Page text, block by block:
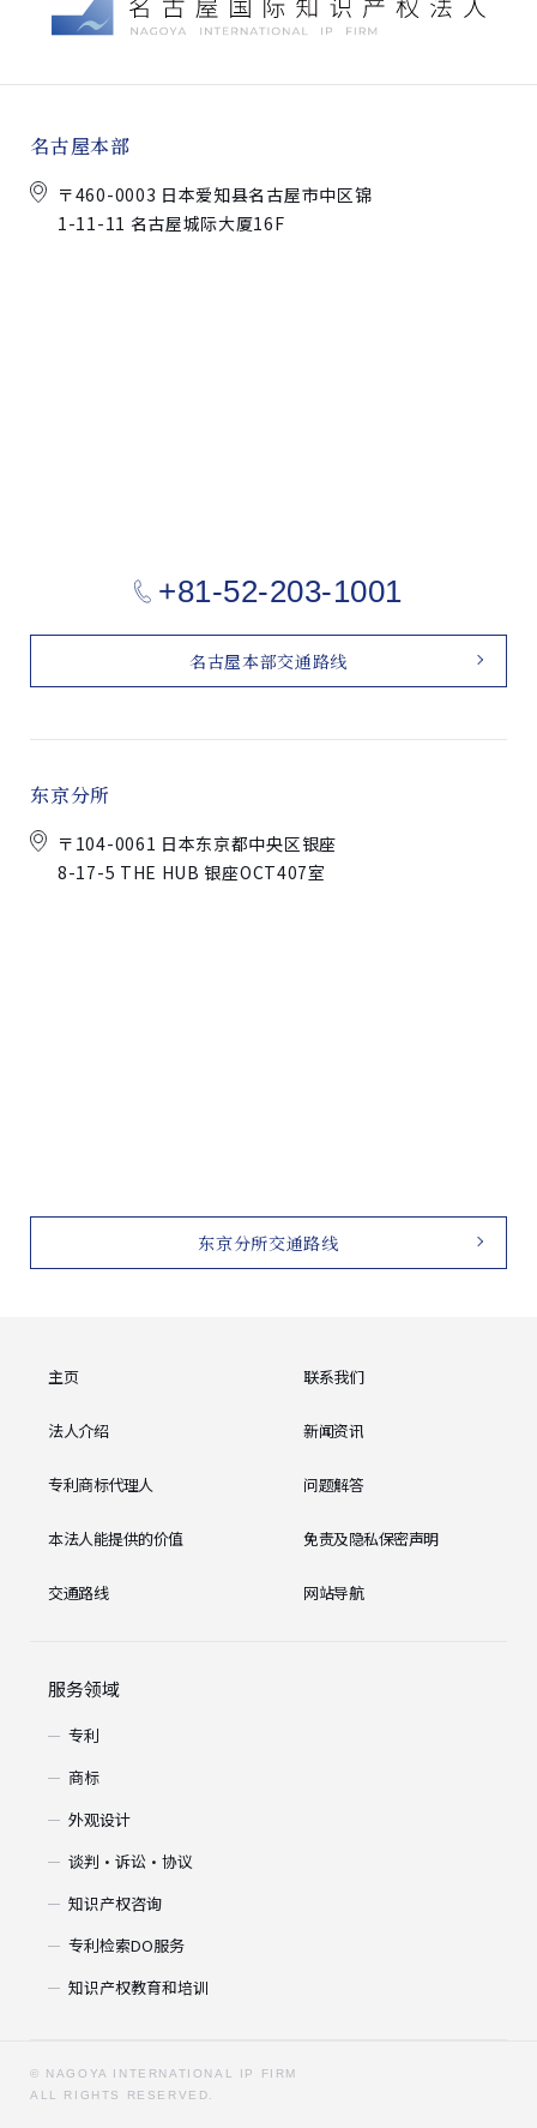
名古屋本部
〒460-0003 日本爱知县名古屋市中区锦
1-11-11 名古屋城际大厦16F
+81-52-203-1001
名古屋本部交通路线
东京分所
〒104-0061 日本东京都中央区银座
8-17-5 THE HUB 银座OCT407室
东京分所交通路线
主页 联系我们
法人介绍 新闻资讯
专利商标代理人 问题解答
本法人能提供的价值 免责及隐私保密声明
交通路线 网站导航
服务领域
专利
商标
外观设计
谈判・诉讼・协议
知识产权咨询
专利检索DO服务
知识产权教育和培训
© NAGOYA INTERNATIONAL IP FIRM
ALL RIGHTS RESERVED.